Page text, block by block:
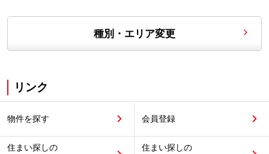
種別・エリア変更
リンク
物件を探す 会員登録
住まい探しの
住まい探しの